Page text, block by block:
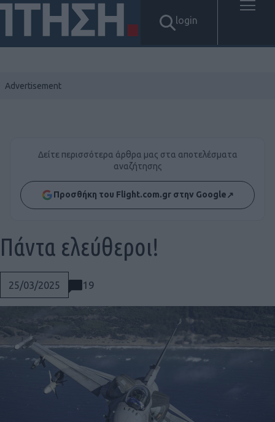
login
Δείτε περισσότερα άρθρα μας στα αποτελέσματα
αναζήτησης
Προσθήκη του Flight.com.gr στην Google↗
25/03/2025 19
Πάντα ελεύθεροι!